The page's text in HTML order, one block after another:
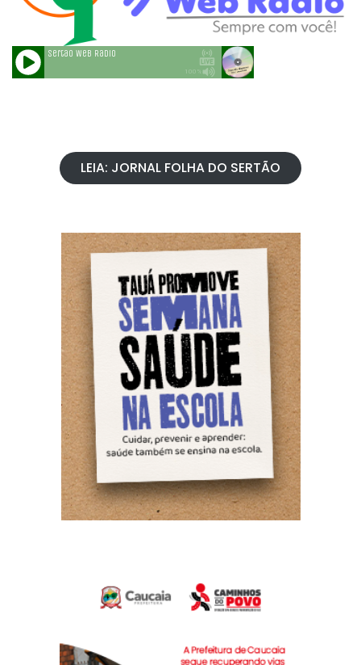
LEIA: JORNAL FOLHA DO SERTÃO